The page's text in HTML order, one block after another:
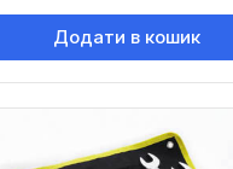
Додати в кошик